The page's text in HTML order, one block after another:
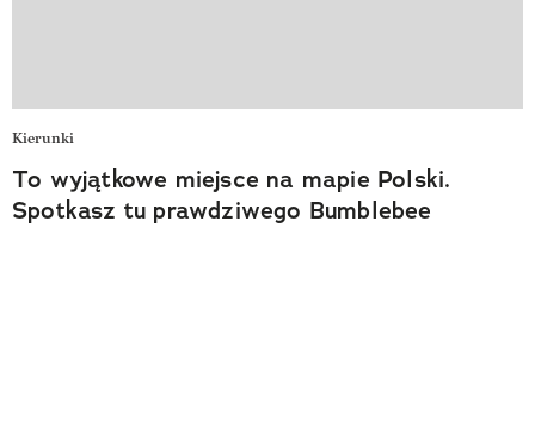
Kierunki
To wyjątkowe miejsce na mapie Polski.
Spotkasz tu prawdziwego Bumblebee